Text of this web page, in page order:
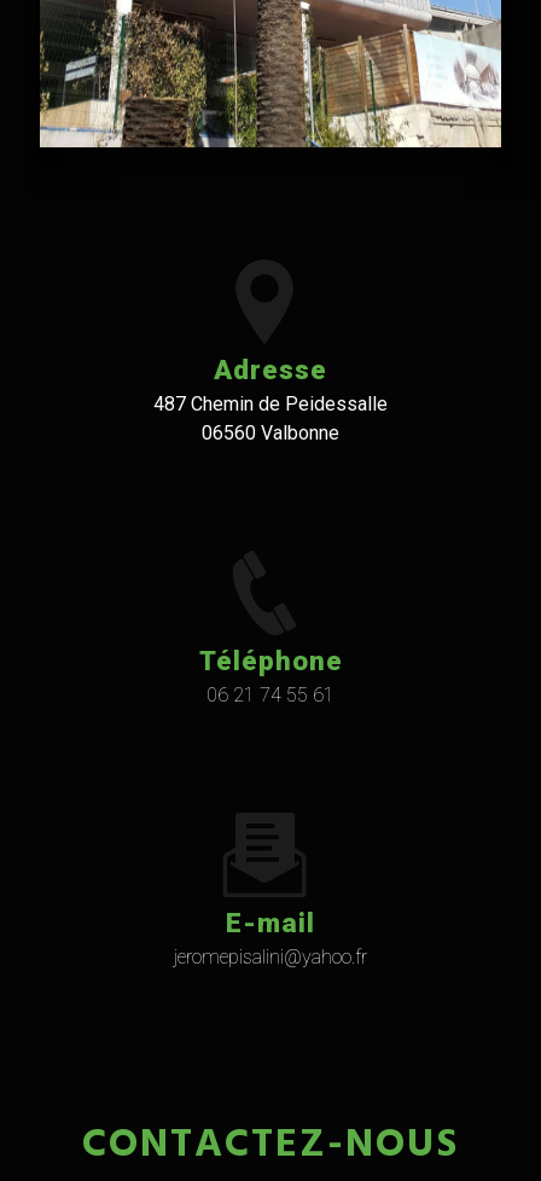
Adresse
487 Chemin de Peidessalle
06560 Valbonne
Téléphone
06 21 74 55 61
E-mail
jeromepisalini@yahoo.fr
CONTACTEZ-NOUS